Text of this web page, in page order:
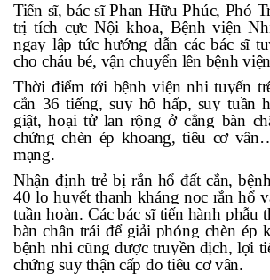
Tiến sĩ, bác sĩ Phan Hữu Phúc, Phó
trị tích cực Nội khoa, Bệnh viện
ngay lập tức hướng dẫn các bác sĩ
cho cháu bé, vận chuyển lên bệnh
Thời điểm tới bệnh viện nhi tuyến
cắn 36 tiếng, suy hô hấp, suy tuần
giật, hoại tử lan rộng ở cẳng bàn
chứng chèn ép khoang, tiêu cơ
mạng.
Nhận định trẻ bị rắn hổ đất cắn,
40 lọ huyết thanh kháng nọc rắn hổ
tuần hoàn. Các bác sĩ tiến hành phẫu
bàn chân trái để giải phóng chèn ép
bệnh nhi cũng được truyền dịch, lợi
chứng suy thận cấp do tiêu cơ vân.